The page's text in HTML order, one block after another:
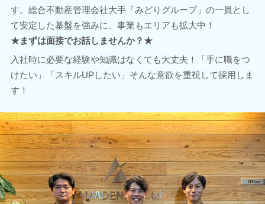
す。総合不動産管理会社大手「みどりグループ」の一員とし
て安定した基盤を強みに、事業もエリアも拡大中！
★まずは面接でお話しませんか？★
入社時に必要な経験や知識はなくても大丈夫！「手に職をつ
けたい」「スキルUPしたい」そんな意欲を重視して採用しま
す！